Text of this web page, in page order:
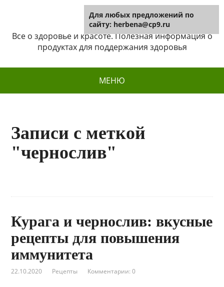
Herbena
Все о здоровье и красоте. Полезная информация о
продуктах для поддержания здоровья
МЕНЮ
Записи с меткой
"чернослив"
Курага и чернослив: вкусные
рецепты для повышения
иммунитета
22.10.2020 Рецепты Комментарии: 0
Для любых предложений по
сайту: herbena@cp9.ru